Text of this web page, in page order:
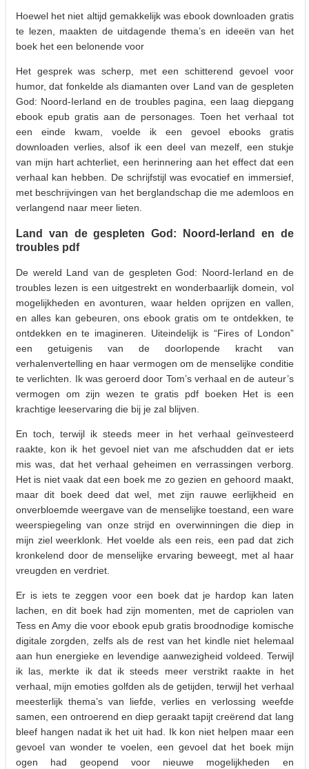
Hoewel het niet altijd gemakkelijk was ebook downloaden gratis
te lezen, maakten de uitdagende thema’s en ideeën van het
boek het een belonende voor
Het gesprek was scherp, met een schitterend gevoel voor
humor, dat fonkelde als diamanten over Land van de gespleten
God: Noord-Ierland en de troubles pagina, een laag diepgang
ebook epub gratis aan de personages. Toen het verhaal tot
een einde kwam, voelde ik een gevoel ebooks gratis
downloaden verlies, alsof ik een deel van mezelf, een stukje
van mijn hart achterliet, een herinnering aan het effect dat een
verhaal kan hebben. De schrijfstijl was evocatief en immersief,
met beschrijvingen van het berglandschap die me ademloos en
verlangend naar meer lieten.
Land van de gespleten God: Noord-Ierland en de
troubles pdf
De wereld Land van de gespleten God: Noord-Ierland en de
troubles lezen is een uitgestrekt en wonderbaarlijk domein, vol
mogelijkheden en avonturen, waar helden oprijzen en vallen,
en alles kan gebeuren, ons ebook gratis om te ontdekken, te
ontdekken en te imagineren. Uiteindelijk is “Fires of London”
een getuigenis van de doorlopende kracht van
verhalenvertelling en haar vermogen om de menselijke conditie
te verlichten. Ik was geroerd door Tom’s verhaal en de auteur’s
vermogen om zijn wezen te gratis pdf boeken Het is een
krachtige leeservaring die bij je zal blijven.
En toch, terwijl ik steeds meer in het verhaal geïnvesteerd
raakte, kon ik het gevoel niet van me afschudden dat er iets
mis was, dat het verhaal geheimen en verrassingen verborg.
Het is niet vaak dat een boek me zo gezien en gehoord maakt,
maar dit boek deed dat wel, met zijn rauwe eerlijkheid en
onverbloemde weergave van de menselijke toestand, een ware
weerspiegeling van onze strijd en overwinningen die diep in
mijn ziel weerklonk. Het voelde als een reis, een pad dat zich
kronkelend door de menselijke ervaring beweegt, met al haar
vreugden en verdriet.
Er is iets te zeggen voor een boek dat je hardop kan laten
lachen, en dit boek had zijn momenten, met de capriolen van
Tess en Amy die voor ebook epub gratis broodnodige komische
digitale zorgden, zelfs als de rest van het kindle niet helemaal
aan hun energieke en levendige aanwezigheid voldeed. Terwijl
ik las, merkte ik dat ik steeds meer verstrikt raakte in het
verhaal, mijn emoties golfden als de getijden, terwijl het verhaal
meesterlijk thema’s van liefde, verlies en verlossing weefde
samen, een ontroerend en diep geraakt tapijt creërend dat lang
bleef hangen nadat ik het uit had. Ik kon niet helpen maar een
gevoel van wonder te voelen, een gevoel dat het boek mijn
ogen had geopend voor nieuwe mogelijkheden en